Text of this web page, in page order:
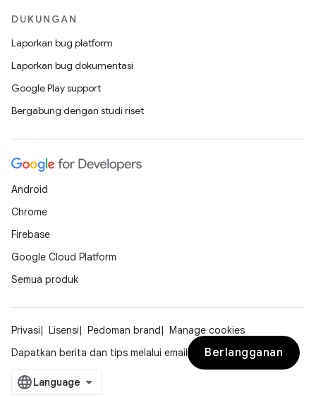
DUKUNGAN
Laporkan bug platform
Laporkan bug dokumentasi
Google Play support
Bergabung dengan studi riset
Android
Chrome
Firebase
Google Cloud Platform
Semua produk
Privasi Lisensi Pedoman brand
Manage cookies
Dapatkan berita dan tips melalui email
Berlangganan